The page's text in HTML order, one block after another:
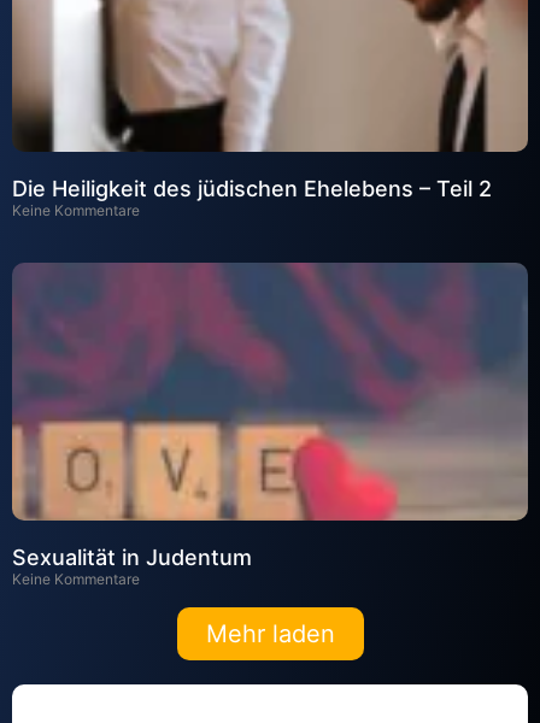
Die Heiligkeit des jüdischen Ehelebens – Teil 2
Keine Kommentare
Sexualität in Judentum
Keine Kommentare
Mehr laden